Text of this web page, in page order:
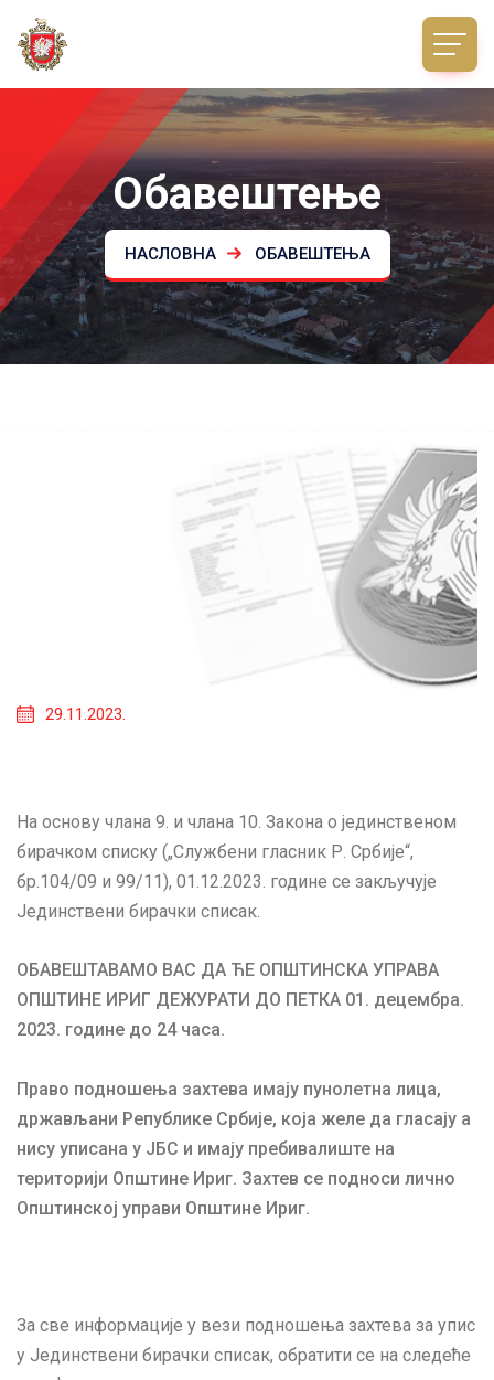
Обавештење
НАСЛОВНА ОБАВЕШТЕЊА
29.11.2023.
На основу члана 9. и члана 10. Закона о јединственом
бирачком списку („Службени гласник Р. Србије“,
бр.104/09 и 99/11), 01.12.2023. године се закључује
Јединствени бирачки списак.
ОБАВЕШТАВАМО ВАС ДА ЋЕ ОПШТИНСКА УПРАВА
ОПШТИНЕ ИРИГ ДЕЖУРАТИ ДО ПЕТКА 01. децембра.
2023. године до 24 часа.
Право подношења захтева имају пунолетна лица,
држављани Републике Србије, која желе да гласају а
нису уписана у ЈБС и имају пребивалиште на
територији Општине Ириг. Захтев се подноси лично
Општинској управи Општине Ириг.
За све информације у вези подношења захтева за упис
у Јединствени бирачки списак, обратити се на следеће